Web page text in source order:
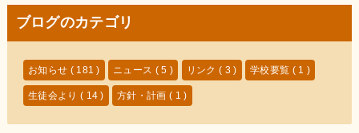
ブログのカテゴリ
お知らせ ( 181 ) ニュース ( 5 ) リンク ( 3 ) 学校要覧 ( 1 )
生徒会より ( 14 ) 方針・計画( 1 )